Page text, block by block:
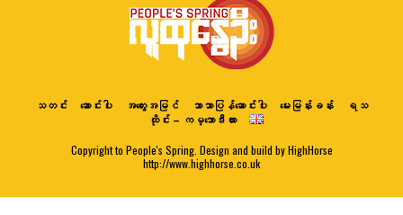
သတင်း ဆောင်းပါး အတွေးအမြင် ဘာသာပြန်ဆောင်းပါး မေးမြန်းခန်း
ရသ
ထိုင်း – ကမ္ဘောဒီးယား
Copyright to People's Spring. Design and build by HighHorse
http://www.highhorse.co.uk